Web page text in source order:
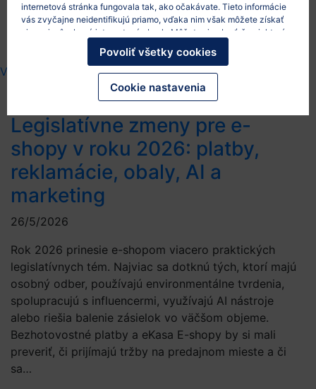
nastáva vtedy, keď takéto tvrdenia nie sú konkrétne,
pravdivé alebo preukázateľné. Čo je to greenwashing
Greenwashing je situácia, keď komunikácia…
Viac
Legislatívne zmeny pre e-
shopy v roku 2026: platby,
reklamácie, obaly, AI a
marketing
26/5/2026
Rok 2026 prinesie e-shopom viacero praktických
legislatívnych tém. Najviac sa dotknú tých, ktorí majú
osobný odber, používajú environmentálne tvrdenia,
spolupracujú s influencermi, využívajú AI nástroje
alebo riešia balenie zásielok vo väčšom objeme.
Bezhotovostné platby a eKasa E-shopy by si mali
preveriť, či prijímajú tržby na predajnom mieste a či
sa…
internetová stránka fungovala tak, ako očakávate. Tieto informácie
vás zvyčajne neidentifikujú priamo, vďaka nim však môžete získať
viac prispôsobený internetový obsah. Môžete si vybrať, že niektoré
typy súborov cookies nepovolíte. Po kliknutí na nadpisy rôznych
kategórií sa dozviete viac a zmeníte svoje predvolené nastavenia.
Mali by ste však vedieť, že blokovanie niektorých súborov cookies
môže ovplyvniť vašu skúsenosť so stránkou a služby, ktoré vám
Cookie nastavenia
Povoliť všetky cookies